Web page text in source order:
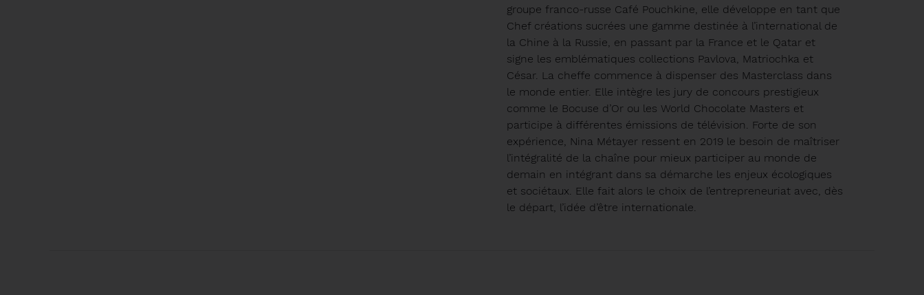
groupe franco-russe Café Pouchkine, elle développe en tant que
Chef créations sucrées une gamme destinée à l’international de
la Chine à la Russie, en passant par la France et le Qatar et
signe les emblématiques collections Pavlova, Matriochka et
César. La cheffe commence à dispenser des Masterclass dans
le monde entier. Elle intègre les jury de concours prestigieux
comme le Bocuse d’Or ou les World Chocolate Masters et
participe à différentes émissions de télévision. Forte de son
expérience, Nina Métayer ressent en 2019 le besoin de maîtriser
l’intégralité de la chaîne pour mieux participer au monde de
demain en intégrant dans sa démarche les enjeux écologiques
et sociétaux. Elle fait alors le choix de l’entrepreneuriat avec, dès
le départ, l’idée d’être internationale.